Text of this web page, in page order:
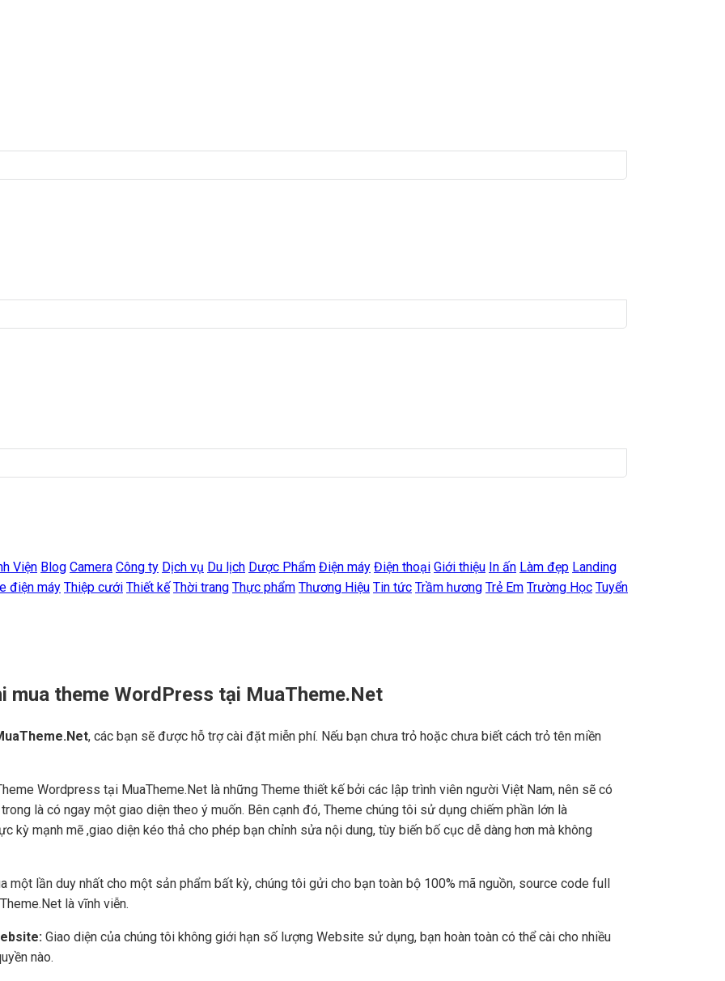
Viện Blog Camera Công ty Dịch vụ Du lịch Dược Phẩm Điện máy Điện thoại Giới thiệu In ấn Làm đẹp Landing
điện máy Thiệp cưới Thiết kế Thời trang Thực phẩm Thương Hiệu Tin tức Trầm hương Trẻ Em Trường Học Tuyển
mua theme WordPress tại MuaTheme.Net
, các bạn sẽ được hỗ trợ cài đặt miễn phí. Nếu bạn chưa trỏ hoặc chưa biết cách trỏ tên miền
Wordpress tại MuaTheme.Net là những Theme thiết kế bởi các lập trình viên người Việt Nam, nên sẽ có
là có ngay một giao diện theo ý muốn. Bên cạnh đó, Theme chúng tôi sử dụng chiếm phần lớn là
kỳ mạnh mẽ ,giao diện kéo thả cho phép bạn chỉnh sửa nội dung, tùy biến bố cục dễ dàng hơn mà không
một lần duy nhất cho một sản phẩm bất kỳ, chúng tôi gửi cho bạn toàn bộ 100% mã nguồn, source code full
là vĩnh viễn.
Giao diện của chúng tôi không giới hạn số lượng Website sử dụng, bạn hoàn toàn có thể cài cho nhiều
nào.